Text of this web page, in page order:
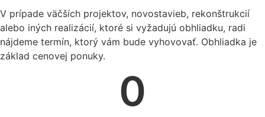
V prípade väčších projektov, novostavieb, rekonštrukcií
alebo iných realizácií, ktoré si vyžadujú obhliadku, radi
nájdeme termín, ktorý vám bude vyhovovať. Obhliadka je
základ cenovej ponuky.
0